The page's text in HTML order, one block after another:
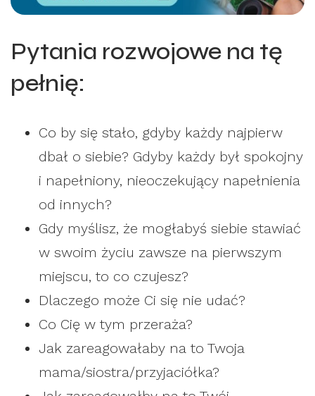
Pytania rozwojowe na tę
pełnię:
Co by się stało, gdyby każdy najpierw
dbał o siebie? Gdyby każdy był spokojny
i napełniony, nieoczekujący napełnienia
od innych?
Gdy myślisz, że mogłabyś siebie stawiać
w swoim życiu zawsze na pierwszym
miejscu, to co czujesz?
Dlaczego może Ci się nie udać?
Co Cię w tym przeraża?
Jak zareagowałaby na to Twoja
mama/siostra/przyjaciółka?